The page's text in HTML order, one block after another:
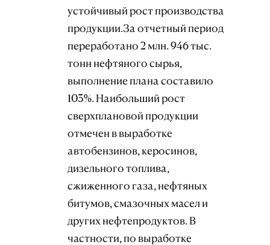
устойчивый рост производства
продукции.За отчетный период
переработано 2 млн. 946 тыс.
тонн нефтяного сырья,
выполнение плана составило
103%. Наибольший рост
сверхплановой продукции
отмечен в выработке
автобензинов, керосинов,
дизельного топлива,
сжиженного газа, нефтяных
битумов, смазочных масел и
других нефтепродуктов. В
частности, по выработке